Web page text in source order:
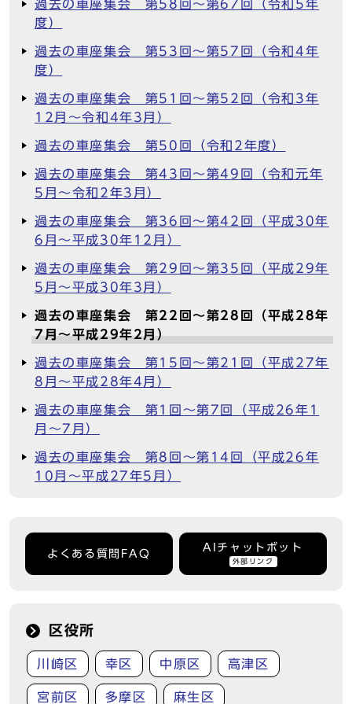
過去の車座集会 第58回～第67回（令和5年
度）
過去の車座集会 第53回～第57回（令和4年
度）
過去の車座集会 第51回～第52回（令和3年
12月～令和4年3月）
過去の車座集会 第50回（令和2年度）
過去の車座集会 第43回～第49回（令和元年
5月～令和2年3月）
過去の車座集会 第36回～第42回（平成30年
6月～平成30年12月）
過去の車座集会 第29回～第35回（平成29年
5月～平成30年3月）
過去の車座集会 第22回～第28回（平成28年
7月～平成29年2月）
過去の車座集会 第15回～第21回（平成27年
8月～平成28年4月）
過去の車座集会 第1回～第7回（平成26年1
月～7月）
過去の車座集会 第8回～第14回（平成26年
10月～平成27年5月）
よくある質問FAQ
AIチャットボット
外部リンク
区役所
川崎区 幸区 中原区 高津区
宮前区 多摩区 麻生区